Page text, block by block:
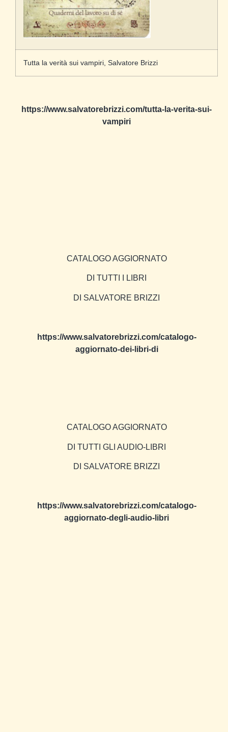
Tutta la verità sui vampiri, Salvatore Brizzi
https://www.salvatorebrizzi.com/tutta-la-verita-sui-
vampiri
CATALOGO AGGIORNATO
DI TUTTI I LIBRI
DI SALVATORE BRIZZI
https://www.salvatorebrizzi.com/catalogo-
aggiornato-dei-libri-di
CATALOGO AGGIORNATO
DI TUTTI GLI AUDIO-LIBRI
DI SALVATORE BRIZZI
https://www.salvatorebrizzi.com/catalogo-
aggiornato-degli-audio-libri